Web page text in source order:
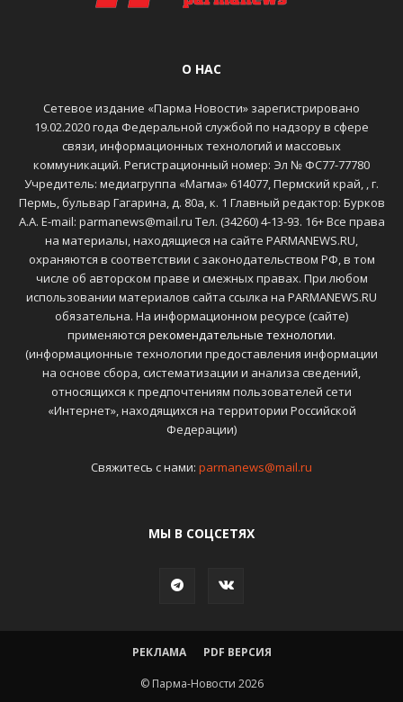
О НАС
Сетевое издание «Парма Новости» зарегистрировано
19.02.2020 года Федеральной службой по надзору в сфере
связи, информационных технологий и массовых
коммуникаций. Регистрационный номер: Эл № ФС77-77780
Учредитель: медиагруппа «Магма» 614077, Пермский край, , г.
Пермь, бульвар Гагарина, д. 80а, к. 1 Главный редактор: Бурков
А.А. E-mail: parmanews@mail.ru Тел. (34260) 4-13-93. 16+ Все права
на материалы, находящиеся на сайте PARMANEWS.RU,
охраняются в соответствии с законодательством РФ, в том
числе об авторском праве и смежных правах. При любом
использовании материалов сайта ссылка на PARMANEWS.RU
обязательна. На информационном ресурсе (сайте)
применяются рекомендательные технологии.
(информационные технологии предоставления информации
на основе сбора, систематизации и анализа сведений,
относящихся к предпочтениям пользователей сети
«Интернет», находящихся на территории Российской
Федерации)
Свяжитесь с нами: parmanews@mail.ru
МЫ В СОЦСЕТЯХ
РЕКЛАМА PDF ВЕРСИЯ
© Парма-Новости 2026